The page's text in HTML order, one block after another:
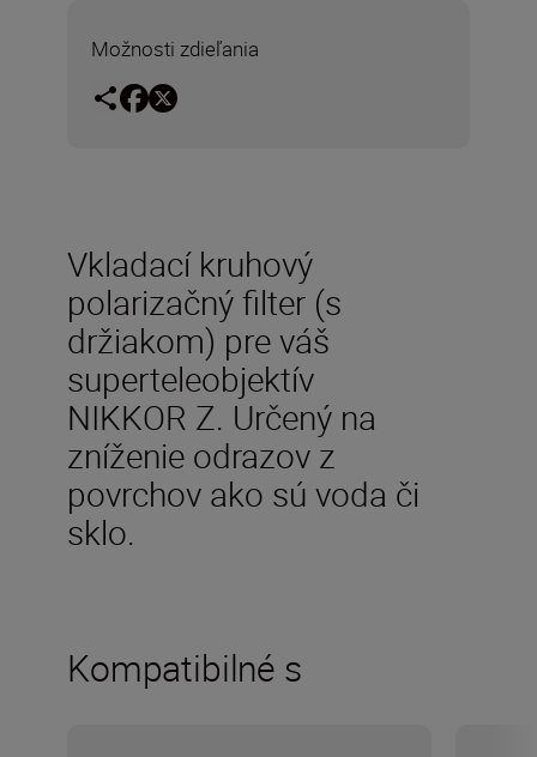
Možnosti zdieľania
Vkladací kruhový
polarizačný filter (s
držiakom) pre váš
superteleobjektív
NIKKOR Z. Určený na
zníženie odrazov z
povrchov ako sú voda či
sklo.
Kompatibilné s